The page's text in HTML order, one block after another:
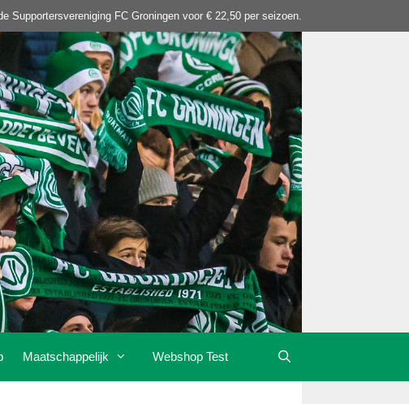
Supportersvereniging FC Groningen voor € 22,50 per seizoen.
Maatschappelijk Webshop Test